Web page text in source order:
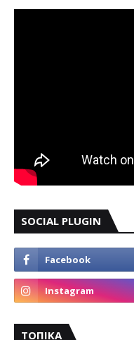
SOCIAL PLUGIN
ΤΟΠΙΚΑ